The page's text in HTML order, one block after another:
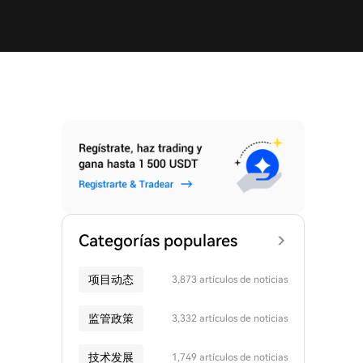
Categorías populares
项目动态 3,873 artículos de noticias
监管政策 3,332 artículos de noticias
技术发展 1,749 artículos de noticias